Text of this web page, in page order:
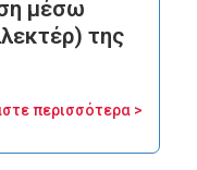
μέσω
της
περισσότερα >